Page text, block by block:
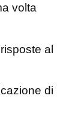
volta
al
di